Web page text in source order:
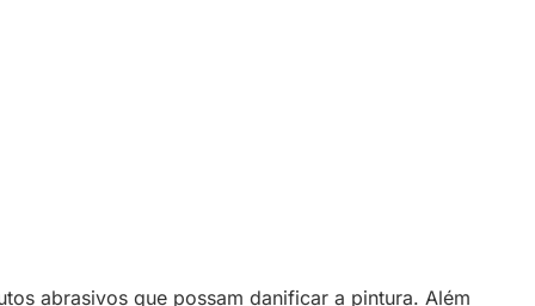
abrasivos que possam danificar a pintura. Além